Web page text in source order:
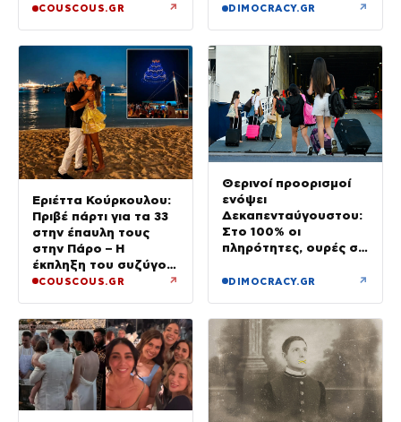
COUSCOUS.GR ↗ DIMOCRACY.GR ↗
Εριέττα Κούρκουλου:
Πριβέ πάρτι για τα 33
στην έπαυλη τους
στην Πάρο – Η
έκπληξη του συζύγου
της
COUSCOUS.GR ↗
Θερινοί προορισμοί
ενόψει
Δεκαπενταύγουστου:
Στο 100% οι
πληρότητες, ουρές σε
ΚΤΕΛ
DIMOCRACY.GR ↗